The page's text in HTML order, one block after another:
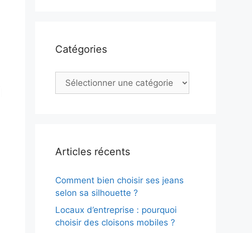
Catégories
Catégories
Articles récents
Comment bien choisir ses jeans
selon sa silhouette ?
Locaux d’entreprise : pourquoi
choisir des cloisons mobiles ?